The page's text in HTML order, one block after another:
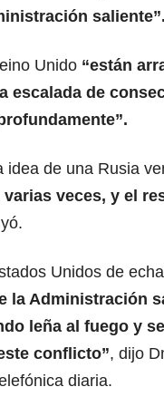
Unido “están
escalada de
de una Rusia
veces, y el
Unidos de
la Administración
leña al fuego y
conflicto”, dijo
diaria.